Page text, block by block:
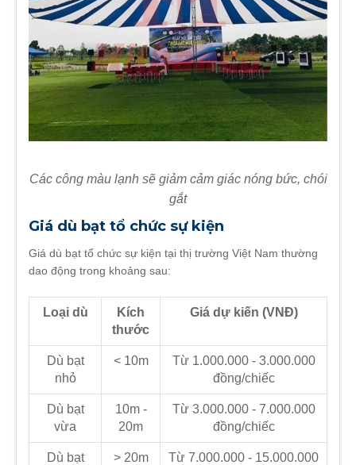
Các công màu lạnh sẽ giảm cảm giác nóng bức, chói
gắt
Giá dù bạt tổ chức sự kiện
Giá dù bạt tổ chức sự kiện tại thị trường Việt Nam thường
dao động trong khoảng sau:
Loại dù
Kích
thước
Giá dự kiến (VNĐ)
Dù bạt
nhỏ
< 10m
Từ 1.000.000 - 3.000.000
đồng/chiếc
Dù bạt
vừa
10m -
20m
Từ 3.000.000 - 7.000.000
đồng/chiếc
Dù bạt
> 20m
Từ 7.000.000 - 15.000.000